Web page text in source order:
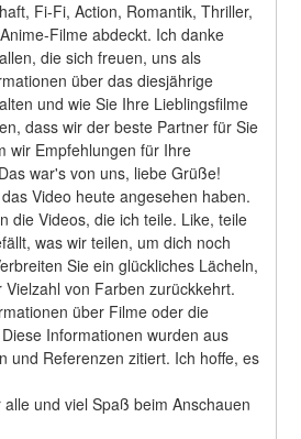
Fi-Fi, Action, Romantik, Thriller,
Filme abdeckt. Ich danke
die sich freuen, uns als
über das diesjährige
und wie Sie Ihre Lieblingsfilme
dass wir der beste Partner für Sie
wir Empfehlungen für Ihre
war's von uns, liebe Grüße!
Video heute angesehen haben.
die Videos, die ich teile. Like, teile
was wir teilen, um dich noch
Sie ein glückliches Lächeln,
von Farben zurückkehrt.
über Filme oder die
Informationen wurden aus
und Referenzen zitiert. Ich hoffe, es
und viel Spaß beim Anschauen